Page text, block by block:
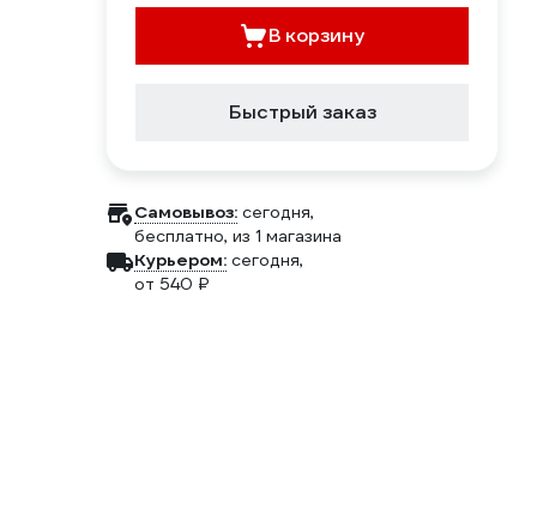
В корзину
Быстрый заказ
Самовывоз: сегодня,
бесплатно, из 1 магазина
Курьером: сегодня,
от 540 ₽